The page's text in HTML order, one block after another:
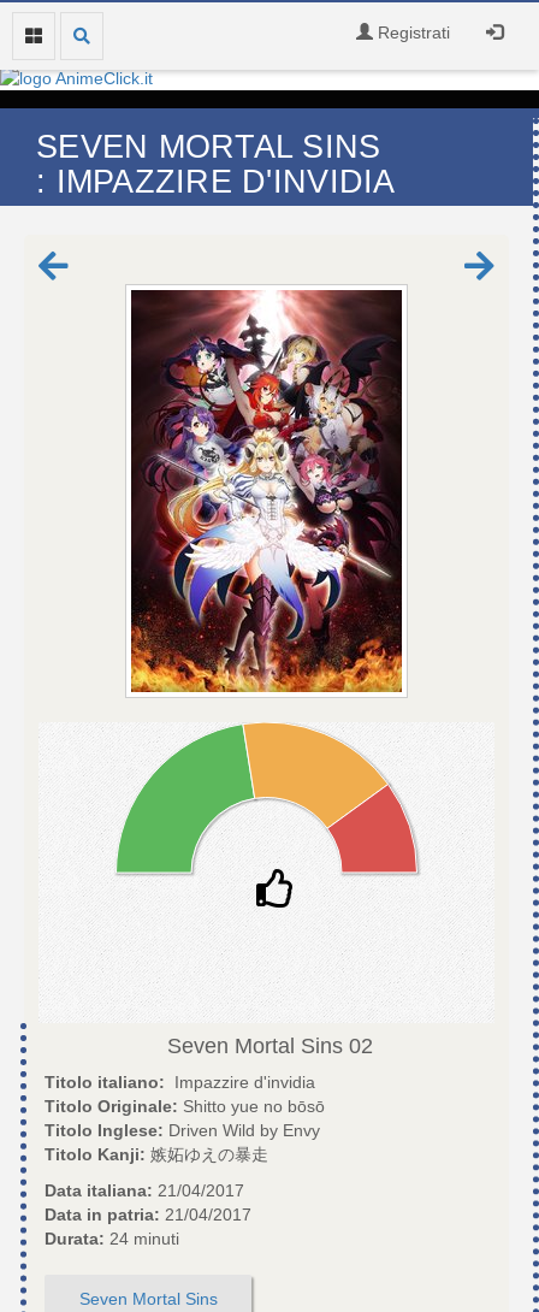
Registrati
SEVEN MORTAL SINS
: IMPAZZIRE D'INVIDIA
Seven Mortal Sins02
Titolo italiano:
Impazzire d'invidia
Titolo Originale: Shitto yue no bōsō
Titolo Inglese: Driven Wild by Envy
Titolo Kanji: 嫉妬ゆえの暴走
Data italiana: 21/04/2017
Data in patria: 21/04/2017
Durata: 24 minuti
Seven Mortal Sins